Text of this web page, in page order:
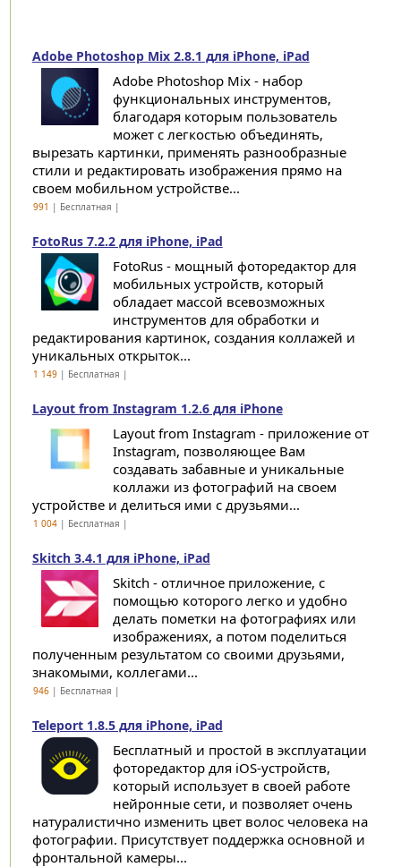
Adobe Photoshop Mix 2.8.1 для iPhone, iPad
Adobe Photoshop Mix - набор
функциональных инструментов,
благодаря которым пользователь
может с легкостью объединять,
вырезать картинки, применять разнообразные
стили и редактировать изображения прямо на
своем мобильном устройстве...
991 | Бесплатная |
FotoRus 7.2.2 для iPhone, iPad
FotoRus - мощный фоторедактор для
мобильных устройств, который
обладает массой всевозможных
инструментов для обработки и
редактирования картинок, создания коллажей и
уникальных открыток...
1 149| Бесплатная |
Layout from Instagram 1.2.6 для iPhone
Layout from Instagram - приложение от
Instagram, позволяющее Вам
создавать забавные и уникальные
коллажи из фотографий на своем
устройстве и делиться ими с друзьями...
1 004| Бесплатная |
Skitch 3.4.1 для iPhone, iPad
Skitch - отличное приложение, с
помощью которого легко и удобно
делать пометки на фотографиях или
изображениях, а потом поделиться
полученным результатом со своими друзьями,
знакомыми, коллегами...
946| Бесплатная |
Teleport 1.8.5 для iPhone, iPad
Бесплатный и простой в эксплуатации
фоторедактор для iOS-устройств,
который использует в своей работе
нейронные сети, и позволяет очень
натуралистично изменить цвет волос человека на
фотографии. Присутствует поддержка основной и
фронтальной камеры...